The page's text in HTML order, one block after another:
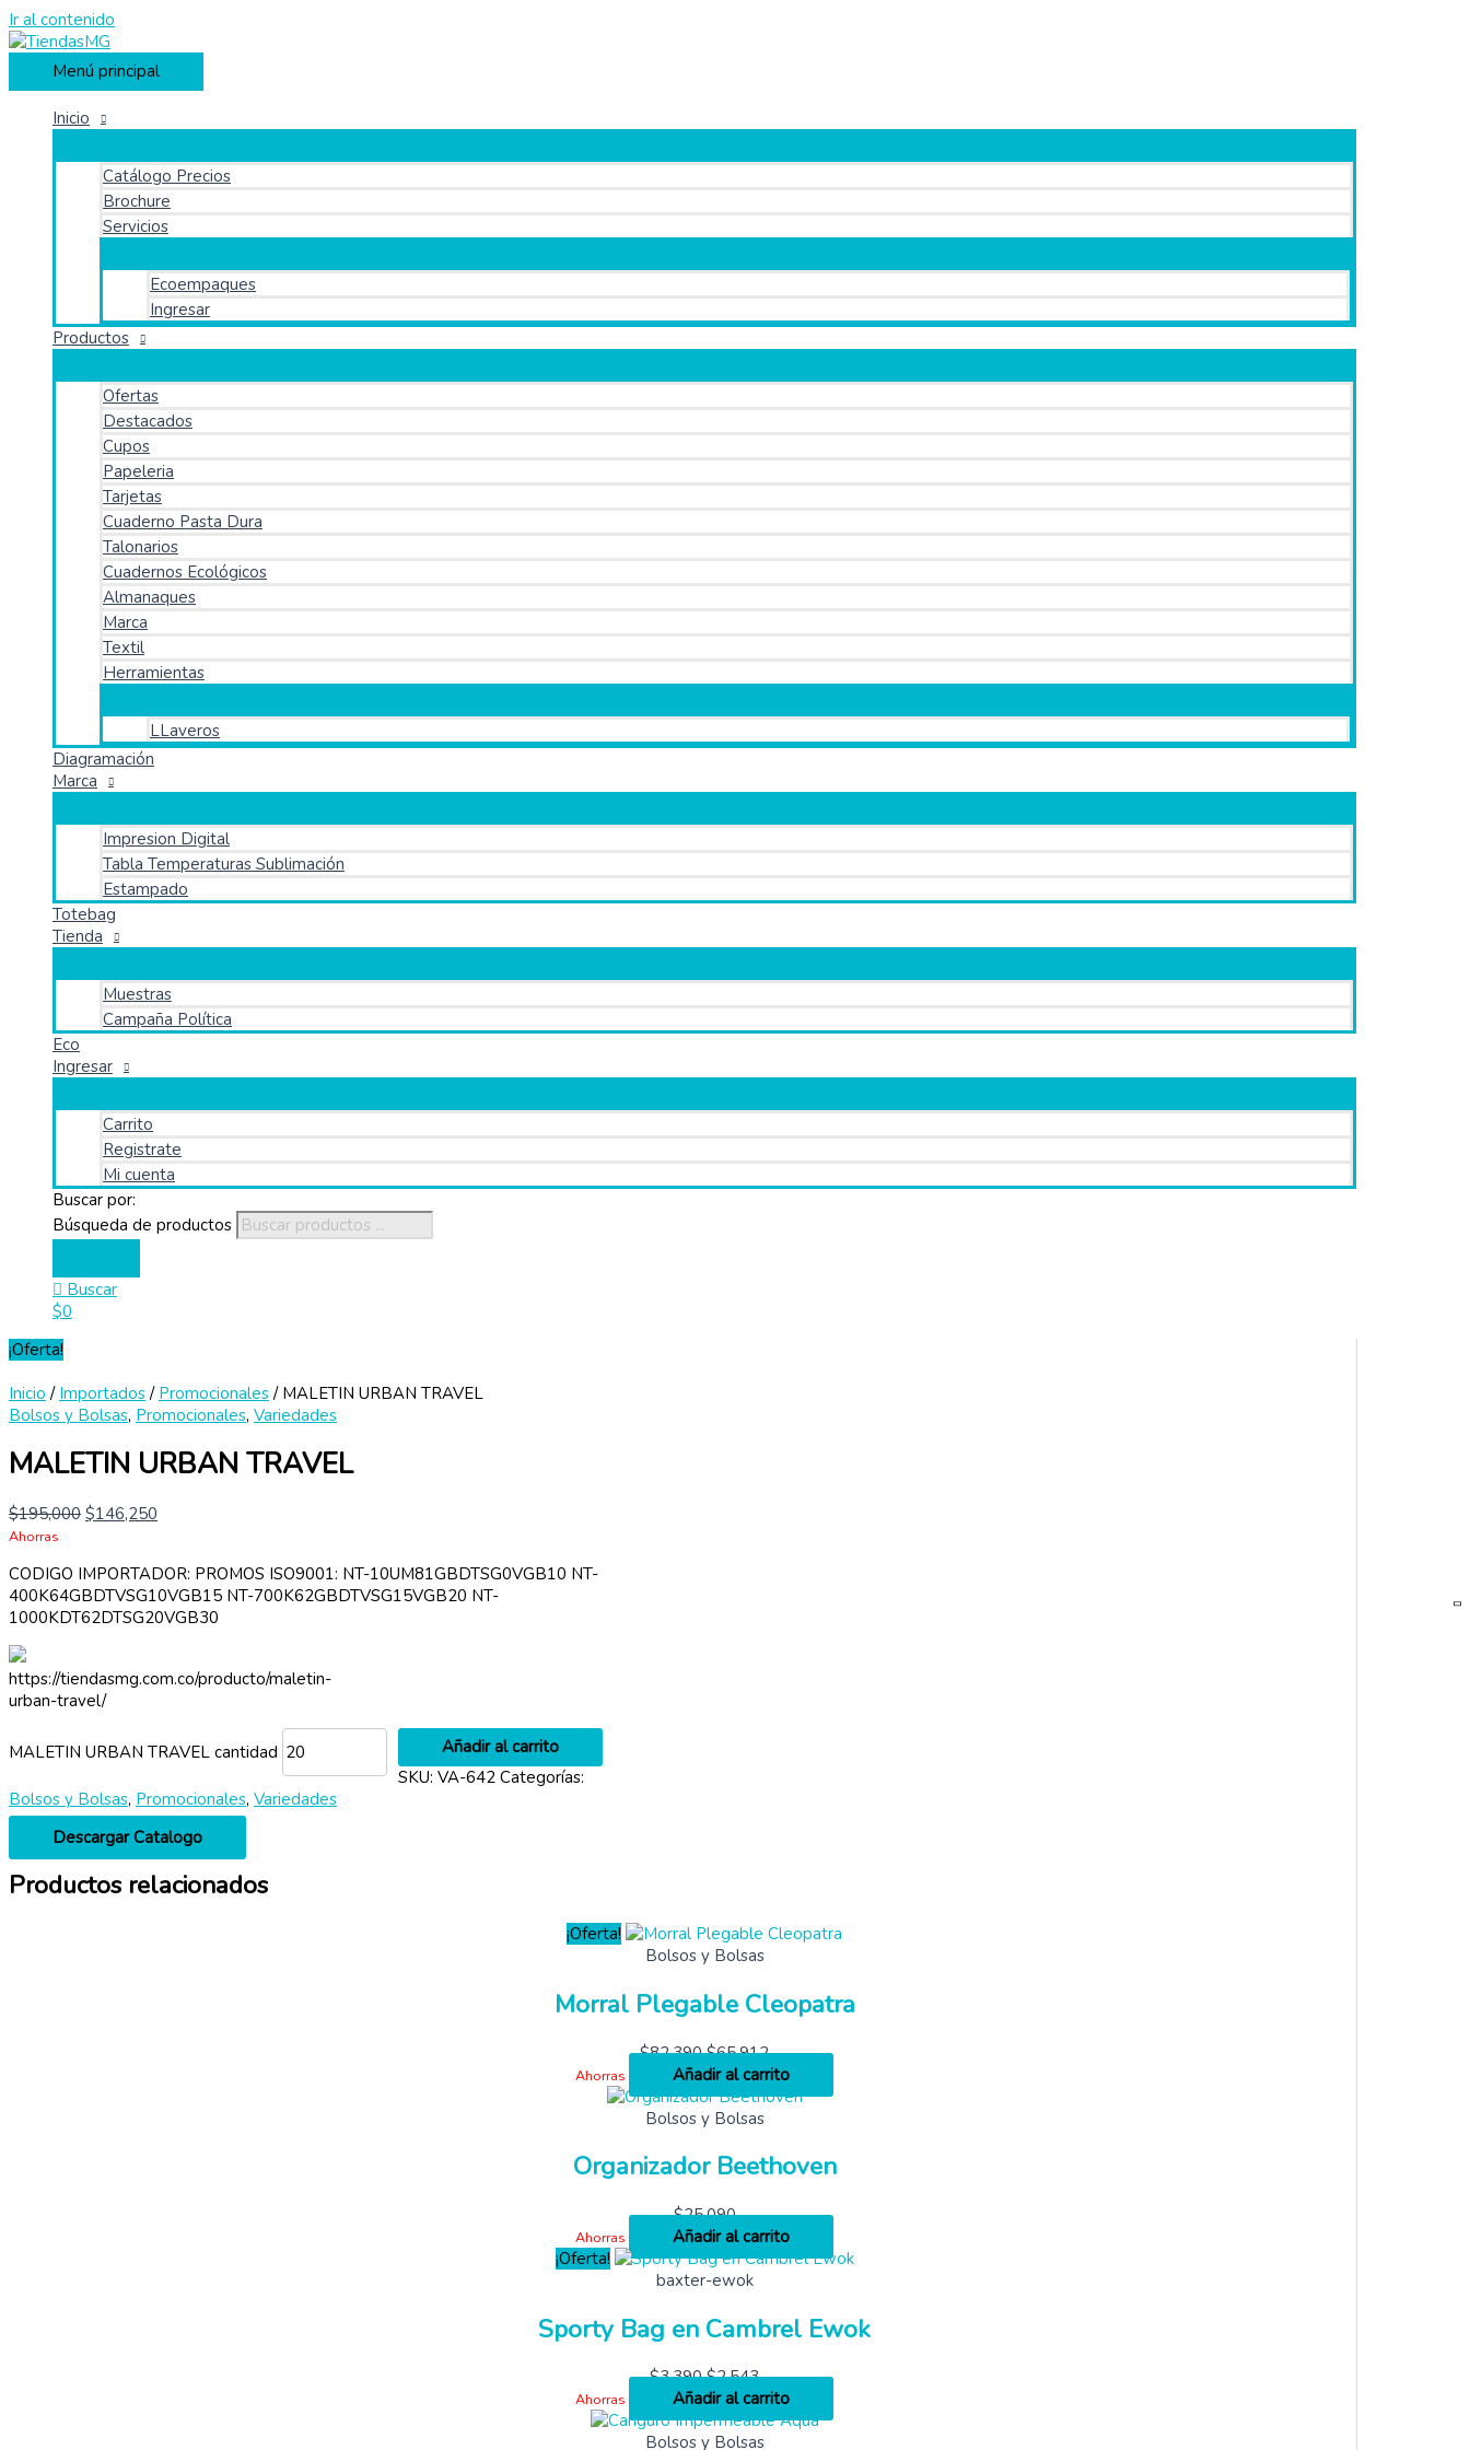
Ir al contenido
Menú principal
Inicio
Catálogo Precios
Brochure
Servicios
Ecoempaques
Ingresar
Productos
Ofertas
Destacados
Cupos
Papeleria
Tarjetas
Cuaderno Pasta Dura
Talonarios
Cuadernos Ecológicos
Almanaques
Marca
Textil
Herramientas
LLaveros
Diagramación
Marca
Impresion Digital
Tabla Temperaturas Sublimación
Estampado
Totebag
Tienda
Muestras
Campaña Política
Eco
Ingresar
Carrito
Registrate
Mi cuenta
Buscar por:
Búsqueda de productos
Buscar
$0
¡Oferta!
Inicio / Importados/ Promocionales/ MALETIN URBAN TRAVEL
Bolsos y Bolsas, Promocionales, Variedades
MALETIN URBAN TRAVEL
$195,000 $146,250
Ahorras
CODIGO IMPORTADOR: PROMOS ISO9001: NT-10UM81GBDTSG0VGB10 NT-
400K64GBDTVSG10VGB15 NT-700K62GBDTVSG15VGB20 NT-
1000KDT62DTSG20VGB30
https://tiendasmg.com.co/producto/maletin-
urban-travel/
MALETIN URBAN TRAVEL cantidad
Añadir al carrito
SKU: VA-642 Categorías:
Bolsos y Bolsas, Promocionales, Variedades
Descargar Catalogo
Productos relacionados
¡Oferta!
Bolsos y Bolsas
Morral Plegable Cleopatra
$82,390 $65,912
Ahorras
Añadir al carrito
Bolsos y Bolsas
Organizador Beethoven
$25,090
Ahorras
Añadir al carrito
¡Oferta!
baxter-ewok
Sporty Bag en Cambrel Ewok
$3,390 $2,543
Ahorras
Añadir al carrito
Bolsos y Bolsas